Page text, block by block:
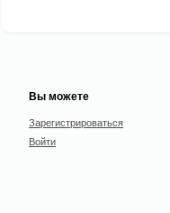
Вы можете
Зарегистрироваться
Войти